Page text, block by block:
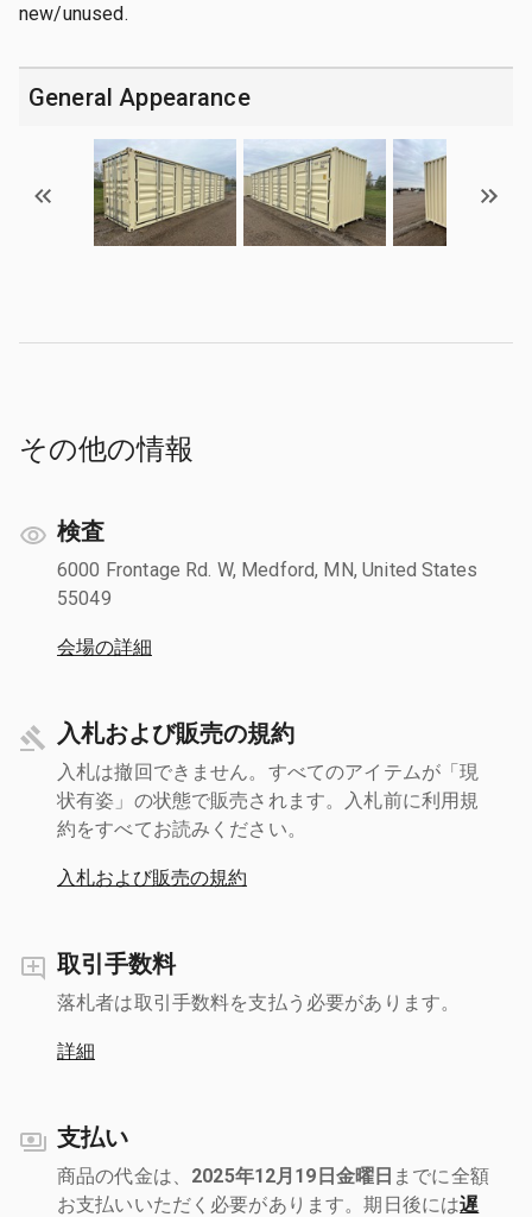
new/unused.
General Appearance
その他の情報
検査
6000 Frontage Rd. W, Medford, MN, United States
55049
会場の詳細
入札および販売の規約
入札は撤回できません。すべてのアイテムが「現
状有姿」の状態で販売されます。入札前に利用規
約をすべてお読みください。
入札および販売の規約
取引手数料
落札者は取引手数料を支払う必要があります。
詳細
支払い
商品の代金は、 2025年12月19日金曜日 までに全額
お支払いいただく必要があります。期日後には遅